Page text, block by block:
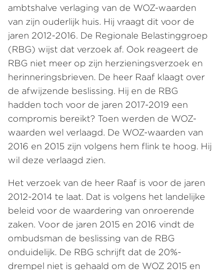
ambtshalve verlaging van de WOZ-waarden
van zijn ouderlijk huis. Hij vraagt dit voor de
jaren 2012-2016. De Regionale Belastinggroep
(RBG) wijst dat verzoek af. Ook reageert de
RBG niet meer op zijn herzieningsverzoek en
herinneringsbrieven. De heer Raaf klaagt over
de afwijzende beslissing. Hij en de RBG
hadden toch voor de jaren 2017-2019 een
compromis bereikt? Toen werden de WOZ-
waarden wel verlaagd. De WOZ-waarden van
2016 en 2015 zijn volgens hem flink te hoog. Hij
wil deze verlaagd zien.
Het verzoek van de heer Raaf is voor de jaren
2012-2014 te laat. Dat is volgens het landelijke
beleid voor de waardering van onroerende
zaken. Voor de jaren 2015 en 2016 vindt de
ombudsman de beslissing van de RBG
onduidelijk. De RBG schrijft dat de 20%-
drempel niet is gehaald om de WOZ 2015 en